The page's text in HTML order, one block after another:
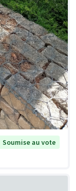
Soumise au vote